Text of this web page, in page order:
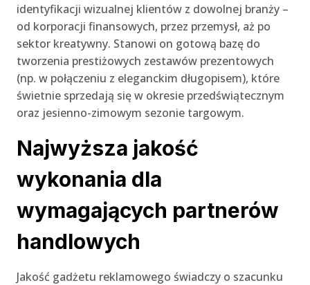
identyfikacji wizualnej klientów z dowolnej branży –
od korporacji finansowych, przez przemysł, aż po
sektor kreatywny. Stanowi on gotową bazę do
tworzenia prestiżowych zestawów prezentowych
(np. w połączeniu z eleganckim długopisem), które
świetnie sprzedają się w okresie przedświątecznym
oraz jesienno-zimowym sezonie targowym.
Najwyższa jakość
wykonania dla
wymagających partnerów
handlowych
Jakość gadżetu reklamowego świadczy o szacunku